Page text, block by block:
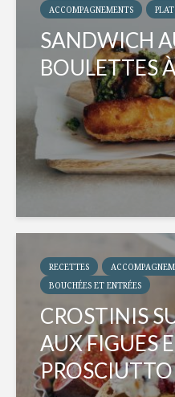
ACCOMPAGNEMENTS
SANDWICH
BOULETTES
RECETTES
BOUCHÉES ET ENTRÉES
CROSTINIS
AUX FIGUES
PROSCIUTTO